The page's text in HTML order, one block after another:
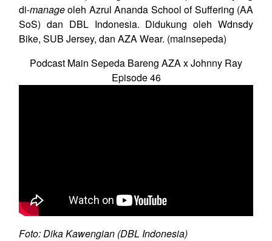
di-manageoleh Azrul Ananda School of Suffering (AA
SoS) dan DBL Indonesia. Didukung oleh Wdnsdy
Bike, SUB Jersey, dan AZA Wear. (mainsepeda)
Podcast Main Sepeda Bareng AZA x Johnny Ray
Episode 46
Foto: Dika Kawengian (DBL Indonesia)